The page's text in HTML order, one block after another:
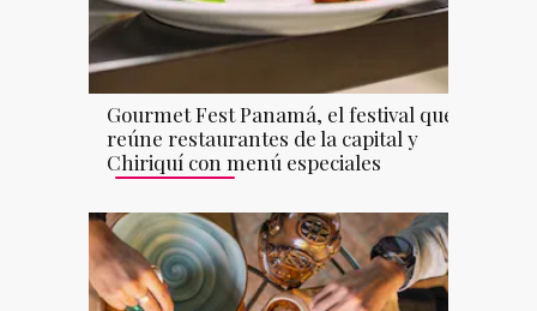
Gourmet Fest Panamá, el festival que
reúne restaurantes de la capital y
Chiriquí con menú especiales